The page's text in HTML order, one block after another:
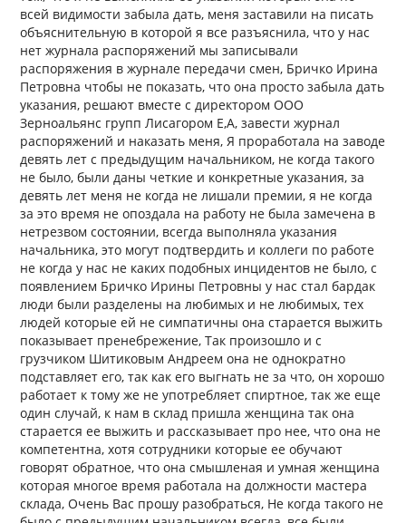
всей видимости забыла дать, меня заставили на писать
объяснительную в которой я все разъяснила, что у нас
нет журнала распоряжений мы записывали
распоряжения в журнале передачи смен, Бричко Ирина
Петровна чтобы не показать, что она просто забыла дать
указания, решают вместе с директором ООО
Зерноальянс групп Лисагором Е,А, завести журнал
распоряжений и наказать меня, Я проработала на заводе
девять лет с предыдущим начальником, не когда такого
не было, были даны четкие и конкретные указания, за
девять лет меня не когда не лишали премии, я не когда
за это время не опоздала на работу не была замечена в
нетрезвом состоянии, всегда выполняла указания
начальника, это могут подтвердить и коллеги по работе
не когда у нас не каких подобных инцидентов не было, с
появлением Бричко Ирины Петровны у нас стал бардак
люди были разделены на любимых и не любимых, тех
людей которые ей не симпатичны она старается выжить
показывает пренебрежение, Так произошло и с
грузчиком Шитиковым Андреем она не однократно
подставляет его, так как его выгнать не за что, он хорошо
работает к тому же не употребляет спиртное, так же еще
один случай, к нам в склад пришла женщина так она
старается ее выжить и рассказывает про нее, что она не
компетентна, хотя сотрудники которые ее обучают
говорят обратное, что она смышленая и умная женщина
которая многое время работала на должности мастера
склада, Очень Вас прошу разобраться, Не когда такого не